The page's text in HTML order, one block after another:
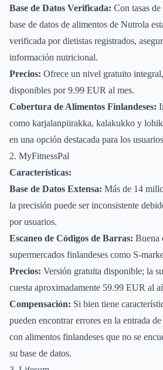
Base de Datos Verificada: Con tasas
base de datos de alimentos de Nutrola
verificada por dietistas registrados,
información nutricional.
Precios: Ofrece un nivel gratuito
disponibles por 9.99 EUR al mes.
Cobertura de Alimentos Finlandeses:
como karjalanpiirakka, kalakukko y
en una opción destacada para los
2. MyFitnessPal
Características:
Base de Datos Extensa: Más de 14
la precisión puede ser inconsistente
por usuarios.
Escaneo de Códigos de Barras: Buena
supermercados finlandeses como S-
Precios: Versión gratuita disponible; la
cuesta aproximadamente 59.99 EUR al
Compensación: Si bien tiene
pueden encontrar errores en la entrada
con alimentos finlandeses que no se
su base de datos.